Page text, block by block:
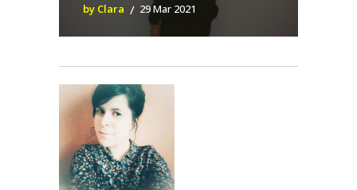
by Clara 29 Mar 2021